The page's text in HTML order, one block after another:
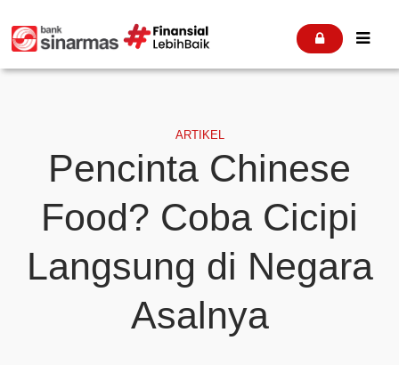
 
ARTIKEL
Pencinta Chinese
Food? Coba Cicipi
Langsung di Negara
Asalnya